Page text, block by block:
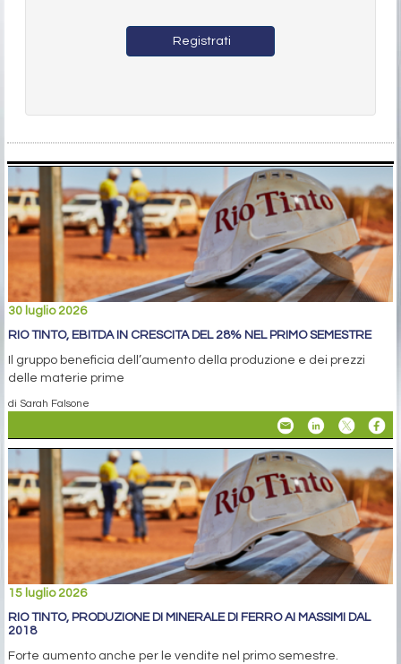
Registrati
30 luglio 2026
RIO TINTO, EBITDA IN CRESCITA DEL 28% NEL PRIMO SEMESTRE
Il gruppo beneficia dell’aumento della produzione e dei prezzi
delle materie prime
di Sarah Falsone
15 luglio 2026
RIO TINTO, PRODUZIONE DI MINERALE DI FERRO AI MASSIMI DAL
2018
Forte aumento anche per le vendite nel primo semestre.